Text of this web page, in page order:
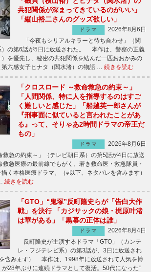
共犯関係が深まってきているのがいい」
「縦山裕二さんのグッズ欲しい」
ドラマ
2026年8月6日
「今夜もシリアルキラーと待ち合わせ」（関
）の第6話が5日に放送された。 本作は、警察の正義
を優先し、秘密の共犯関係を結んだ一匹おおかみの
六感女子ヒナタ（関水渚）の物語 … 続きを読む
「クロスロード ～救命救急の約束～」
「人間関係、特に人を指導するのはすご
く難しいと感じた」「船越英一郎さんが
『刑事面に似ていると言われたことがあ
る』って、そりゃあ2時間ドラマの帝王だ
もの」
ドラマ
2026年8月6日
急の約束～」（テレビ朝日系）の第5話が4日に放送
急医療の最前線でもがく、若き救命医・救急隊員・
く本格医療ドラマ。（※以下、ネタバレを含みます）
続きを読む
「GTO」“鬼塚”反町隆史らが「告白大作
戦」を決行 「カジサックの娘・梶原叶渚
は華がある」「黒幕の正体は誰」
ドラマ
2026年8月4日
反町隆史が主演するドラマ「GTO」（カンテ
レ・フジテレビ系）の第3話が、3日に放送され
含みます） 本作は、1998年に放送されて人気を博
が28年ぶりに連続ドラマとして復活。50代になった“